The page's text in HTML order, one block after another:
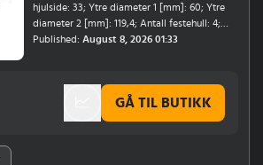
hjulside: 33; Ytre diameter 1 [mm]: 60; Ytre
diameter 2 [mm]: 119,4; Antall festehull: 4;
Monteringsposisjon: framaksel; Bremse- /
Published: August 8, 2026 01:33
GÅ TIL BUTIKK